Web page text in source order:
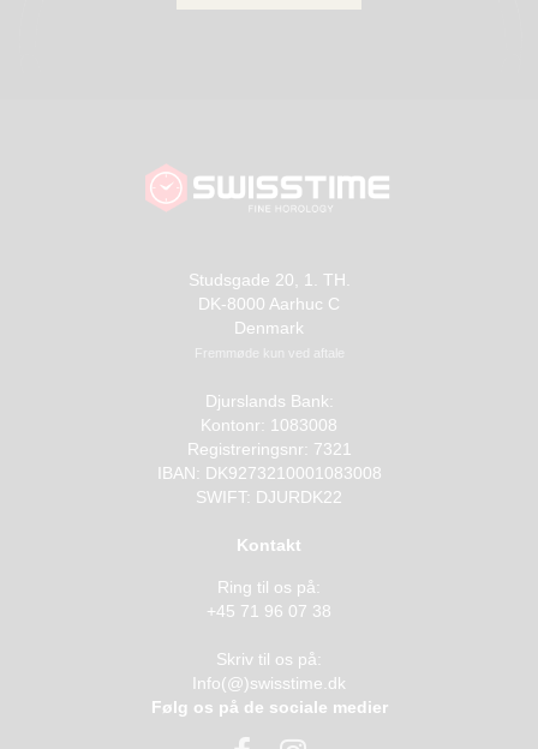
Studsgade 20, 1. TH.
DK-8000 Aarhuc C
Denmark
Fremmøde kun ved aftale
Djurslands Bank:
Kontonr: 1083008
Registreringsnr: 7321
IBAN: DK9273210001083008
SWIFT: DJURDK22
Kontakt
Ring til os på:
+45 71 96 07 38
Skriv til os på:
Info(@)swisstime.dk
Følg os på de sociale medier